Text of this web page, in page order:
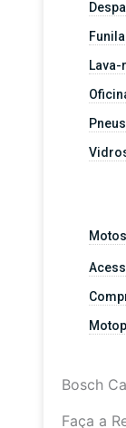
Pneus
Motos
Bosch
Faça a